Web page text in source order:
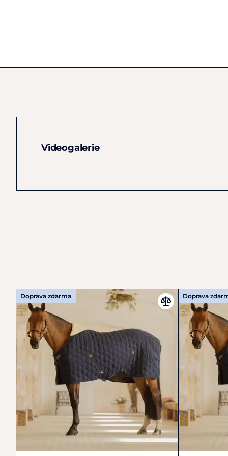
Videogalerie
Doprava zdarma Doprava